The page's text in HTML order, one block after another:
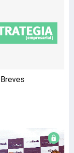
del uso del
en las empresas y
Así se recoge en
que, junto a
este
socialización y